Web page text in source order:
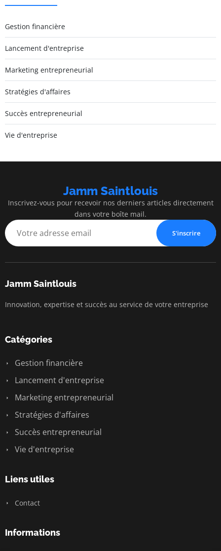
Gestion financière
Lancement d'entreprise
Marketing entrepreneurial
Stratégies d'affaires
Succès entrepreneurial
Vie d'entreprise
Jamm Saintlouis
Inscrivez-vous pour recevoir nos derniers articles directement
dans votre boîte mail.
S'inscrire
Jamm Saintlouis
Innovation, expertise et succès au service de votre entreprise
Catégories
Gestion financière
Lancement d'entreprise
Marketing entrepreneurial
Stratégies d'affaires
Succès entrepreneurial
Vie d'entreprise
Liens utiles
Contact
Informations